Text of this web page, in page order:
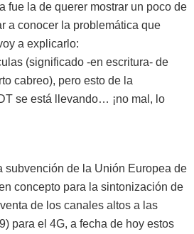
fue la de querer mostrar un poco de
a conocer la problemática que
a explicarlo:
(significado -en escritura- de
cabreo), pero esto de la
se está llevando… ¡no mal, lo
subvención de la Unión Europea de
concepto para la sintonización de
de los canales altos a las
para el 4G, a fecha de hoy estos